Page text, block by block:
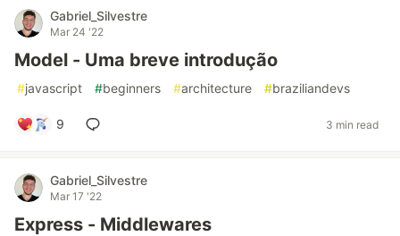
Gabriel_Silvestre
Mar 24 '22
Model - Uma breve introdução
#javascript #beginners #architecture #braziliandevs
9 3 min read
Gabriel_Silvestre
Mar 17 '22
Express - Middlewares